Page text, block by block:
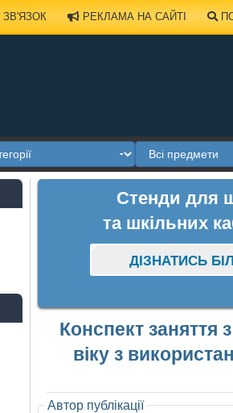
ЗВ'ЯЗОК РЕКЛАМА НА САЙТІ
Стенди для
та шкільних
ДІЗНАТИСЬ
Конспект заняття
віку з
Автор публікації